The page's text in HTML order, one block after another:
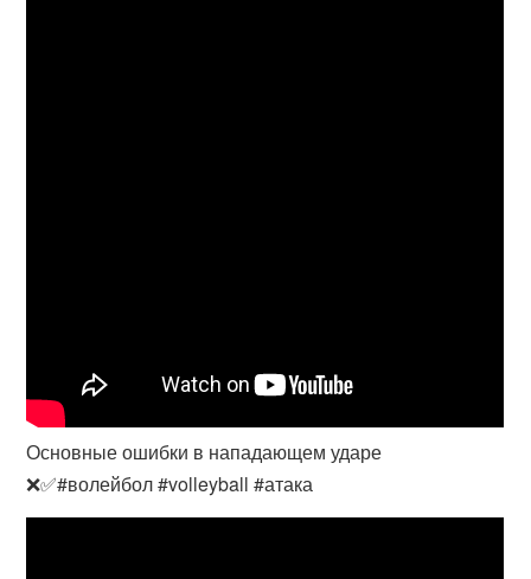
Основные ошибки в нападающем ударе
❌✅#волейбол #volleyball #атака